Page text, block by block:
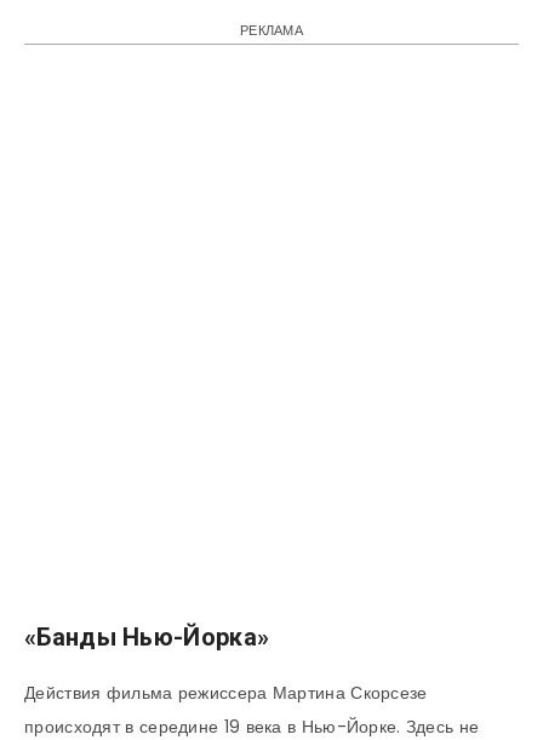
РЕКЛАМА
«Банды Нью-Йорка»
Действия фильма режиссера Мартина Скорсезе
происходят в середине 19 века в Нью-Йорке. Здесь не